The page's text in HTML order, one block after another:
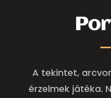
A tekintet,
érzelmek játéka.